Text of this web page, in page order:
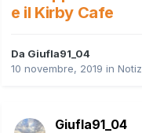
e il Kirby Cafe
Da Giufla91_04
10 novembre, 2019 in
Giufla91_04